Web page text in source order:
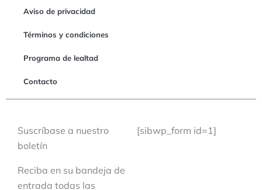
Aviso de privacidad
Términos y condiciones
Programa de lealtad
Contacto
Suscríbase a nuestro
boletín
Reciba en su bandeja de
entrada todas las
[sibwp_form id=1]